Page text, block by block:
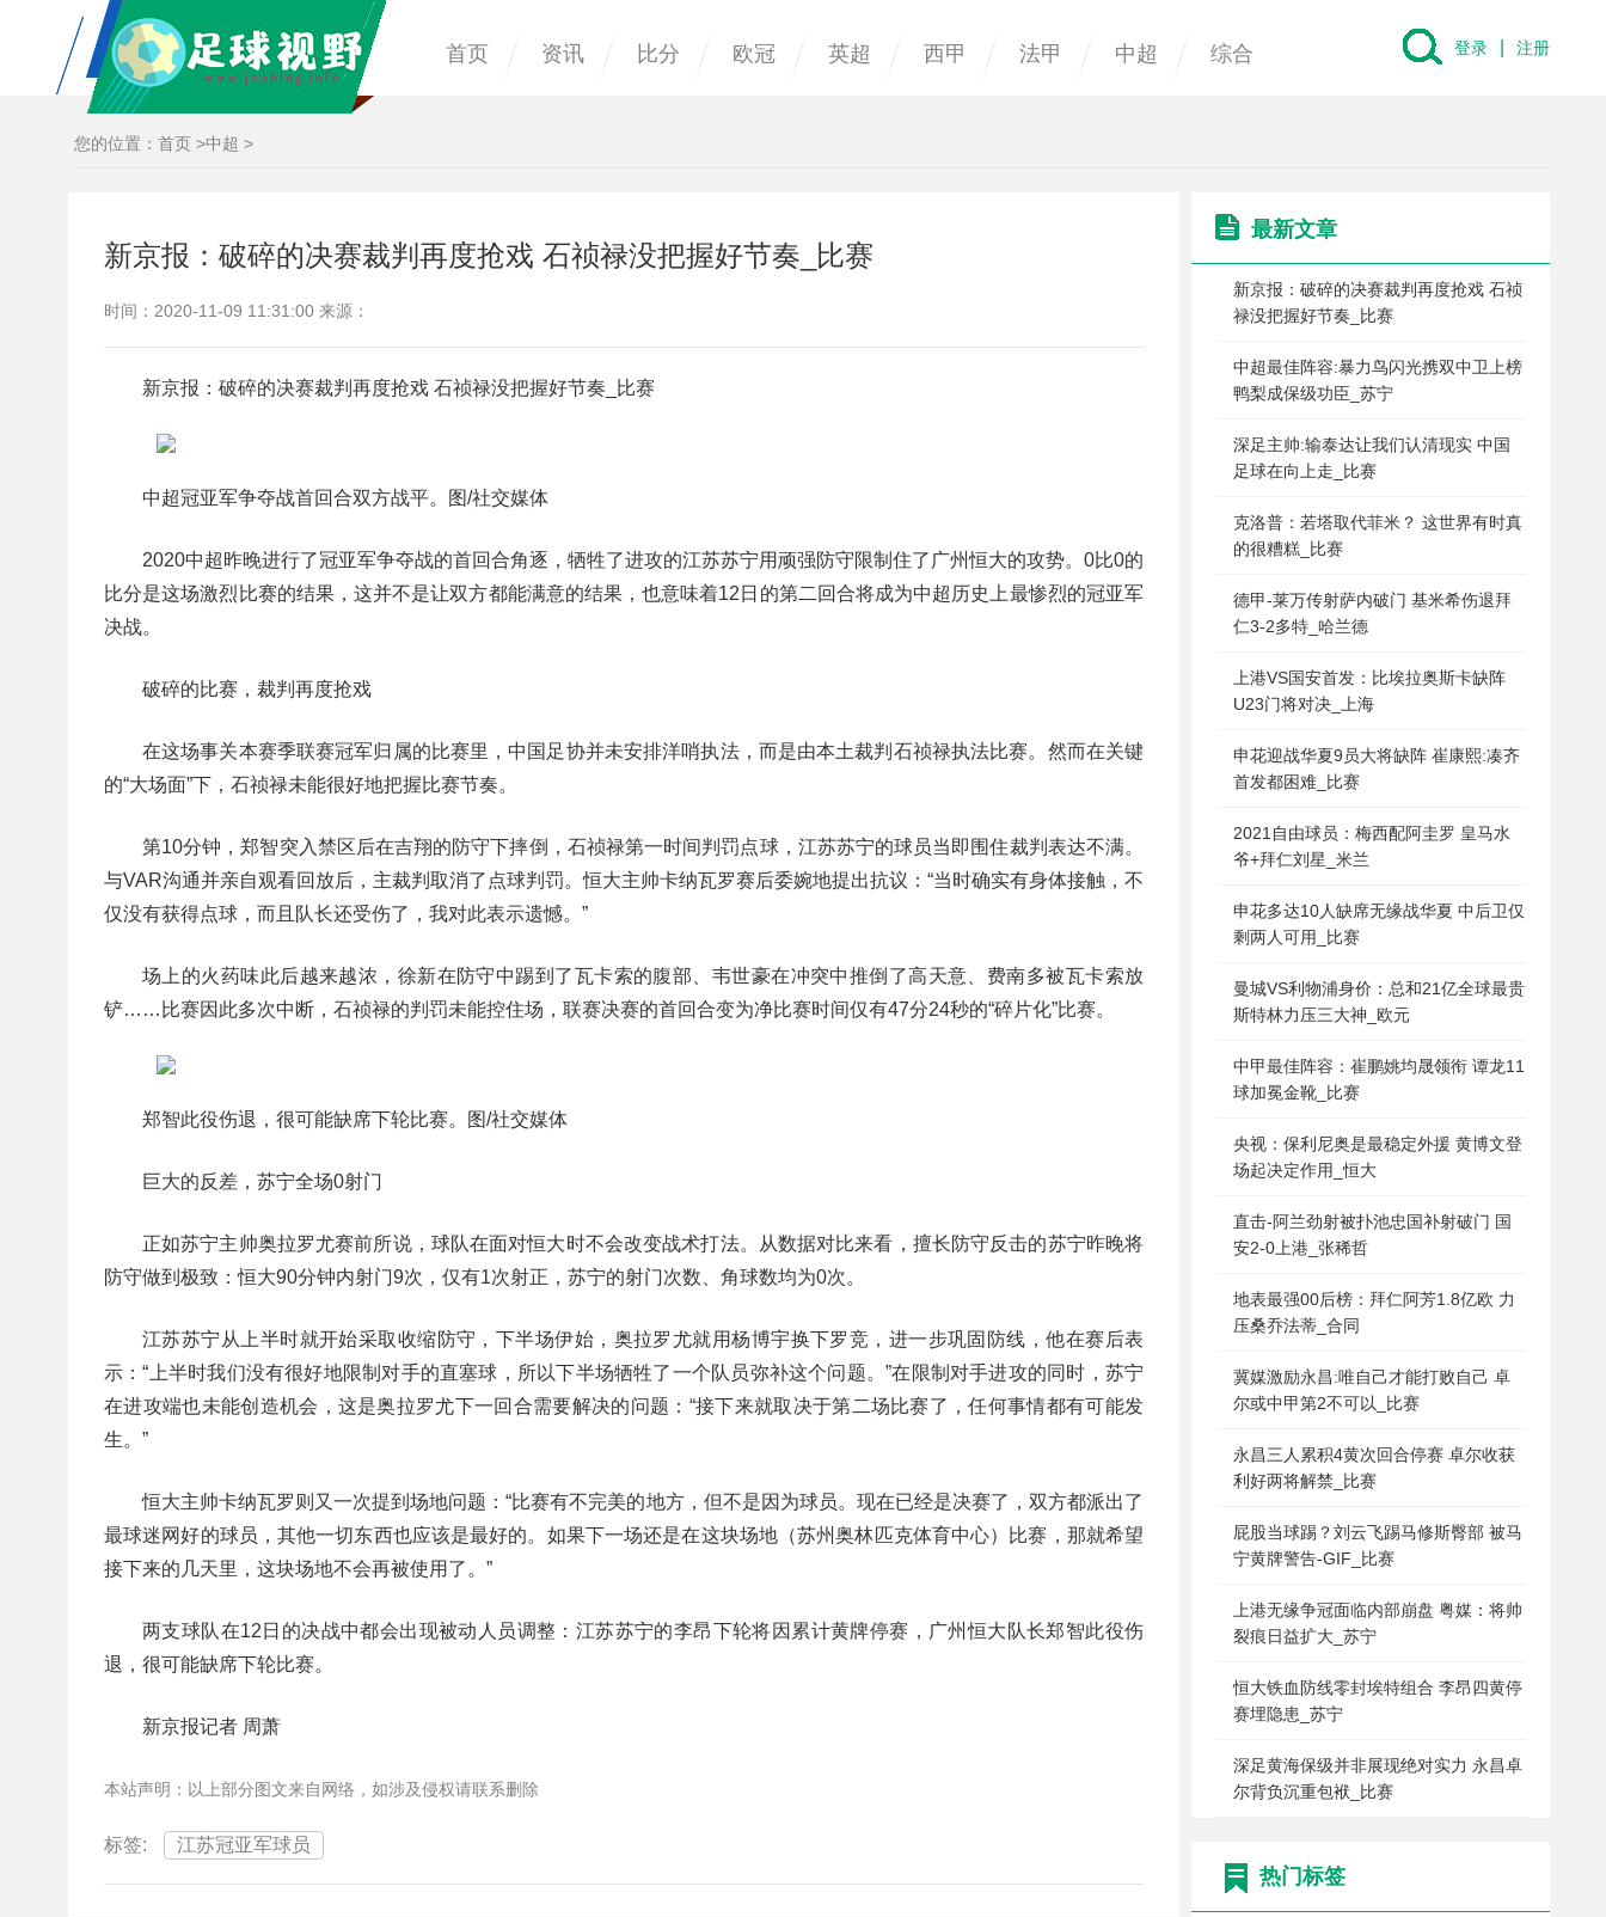
首页 资讯 比分 欧冠 英超 西甲 法甲 中超 综合 登录 注册
您的位置： 首页 >中超 >
新京报：破碎的决赛裁判再度抢戏 石祯禄没把握好节奏_比赛
时间：2020-11-09 11:31:00 来源：
新京报：破碎的决赛裁判再度抢戏 石祯禄没把握好节奏_比赛
中超冠亚军争夺战首回合双方战平。图/社交媒体
2020中超昨晚进行了冠亚军争夺战的首回合角逐，牺牲了进攻的江苏苏宁用顽强防守限制住了广州恒大的攻势。0比0的
比分是这场激烈比赛的结果，这并不是让双方都能满意的结果，也意味着12日的第二回合将成为中超历史上最惨烈的冠亚军
决战。
破碎的比赛，裁判再度抢戏
在这场事关本赛季联赛冠军归属的比赛里，中国足协并未安排洋哨执法，而是由本土裁判石祯禄执法比赛。然而在关键
的“大场面”下，石祯禄未能很好地把握比赛节奏。
第10分钟，郑智突入禁区后在吉翔的防守下摔倒，石祯禄第一时间判罚点球，江苏苏宁的球员当即围住裁判表达不满。
与VAR沟通并亲自观看回放后，主裁判取消了点球判罚。恒大主帅卡纳瓦罗赛后委婉地提出抗议：“当时确实有身体接触，不
仅没有获得点球，而且队长还受伤了，我对此表示遗憾。”
场上的火药味此后越来越浓，徐新在防守中踢到了瓦卡索的腹部、韦世豪在冲突中推倒了高天意、费南多被瓦卡索放
铲……比赛因此多次中断，石祯禄的判罚未能控住场，联赛决赛的首回合变为净比赛时间仅有47分24秒的“碎片化”比赛。
郑智此役伤退，很可能缺席下轮比赛。图/社交媒体
巨大的反差，苏宁全场0射门
正如苏宁主帅奥拉罗尤赛前所说，球队在面对恒大时不会改变战术打法。从数据对比来看，擅长防守反击的苏宁昨晚将
防守做到极致：恒大90分钟内射门9次，仅有1次射正，苏宁的射门次数、角球数均为0次。
江苏苏宁从上半时就开始采取收缩防守，下半场伊始，奥拉罗尤就用杨博宇换下罗竞，进一步巩固防线，他在赛后表
示：“上半时我们没有很好地限制对手的直塞球，所以下半场牺牲了一个队员弥补这个问题。”在限制对手进攻的同时，苏宁
在进攻端也未能创造机会，这是奥拉罗尤下一回合需要解决的问题：“接下来就取决于第二场比赛了，任何事情都有可能发
生。”
恒大主帅卡纳瓦罗则又一次提到场地问题：“比赛有不完美的地方，但不是因为球员。现在已经是决赛了，双方都派出了
最球迷网好的球员，其他一切东西也应该是最好的。如果下一场还是在这块场地（苏州奥林匹克体育中心）比赛，那就希望
接下来的几天里，这块场地不会再被使用了。”
两支球队在12日的决战中都会出现被动人员调整：江苏苏宁的李昂下轮将因累计黄牌停赛，广州恒大队长郑智此役伤
退，很可能缺席下轮比赛。
新京报记者 周萧
本站声明：以上部分图文来自网络，如涉及侵权请联系删除
标签: 江苏冠亚军球员
最新文章
新京报：破碎的决赛裁判再度抢戏 石祯
禄没把握好节奏_比赛
中超最佳阵容:暴力鸟闪光携双中卫上榜
鸭梨成保级功臣_苏宁
深足主帅:输泰达让我们认清现实 中国
足球在向上走_比赛
克洛普：若塔取代菲米？ 这世界有时真
的很糟糕_比赛
德甲-莱万传射萨内破门 基米希伤退拜
仁3-2多特_哈兰德
上港VS国安首发：比埃拉奥斯卡缺阵
U23门将对决_上海
申花迎战华夏9员大将缺阵 崔康熙:凑齐
首发都困难_比赛
2021自由球员：梅西配阿圭罗 皇马水
爷+拜仁刘星_米兰
申花多达10人缺席无缘战华夏 中后卫仅
剩两人可用_比赛
曼城VS利物浦身价：总和21亿全球最贵
斯特林力压三大神_欧元
中甲最佳阵容：崔鹏姚均晟领衔 谭龙11
球加冕金靴_比赛
央视：保利尼奥是最稳定外援 黄博文登
场起决定作用_恒大
直击-阿兰劲射被扑池忠国补射破门 国
安2-0上港_张稀哲
地表最强00后榜：拜仁阿芳1.8亿欧 力
压桑乔法蒂_合同
冀媒激励永昌:唯自己才能打败自己 卓
尔或中甲第2不可以_比赛
永昌三人累积4黄次回合停赛 卓尔收获
利好两将解禁_比赛
屁股当球踢？刘云飞踢马修斯臀部 被马
宁黄牌警告-GIF_比赛
上港无缘争冠面临内部崩盘 粤媒：将帅
裂痕日益扩大_苏宁
恒大铁血防线零封埃特组合 李昂四黄停
赛埋隐患_苏宁
深足黄海保级并非展现绝对实力 永昌卓
尔背负沉重包袱_比赛
热门标签